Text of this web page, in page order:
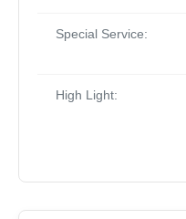
Special Service:
High Light: